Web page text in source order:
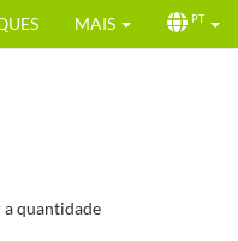
MAIS PT
quantidade